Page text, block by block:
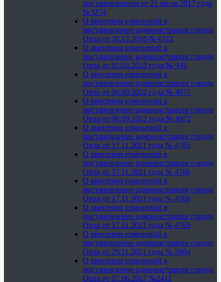
постановлением от 21 июля 2017 года
№3274
О внесении изменений в
постановление администрации города
Орла от 30.12.2016 № 6112
О внесении изменений в
постановление администрации города
Орла от 02.03.2022 года № 945
О внесении изменений в
постановление администрации города
Орла от 06.09.2022 года № 4971
О внесении изменений в
постановление администрации города
Орла от 06.09.2022 года № 4972
О внесении изменений в
постановление администрации города
Орла от 17.11.2021 года № 4765
О внесении изменений в
постановление администрации города
Орла от 17.11.2021 года № 4766
О внесении изменений в
постановление администрации города
Орла от 17.11.2021 года № 4768
О внесении изменений в
постановление администрации города
Орла от 17.11.2021 года № 4769
О внесении изменений в
постановление администрации города
Орла от 29.11.2021 года № 5084
О внесении изменений в
постановление администрации города
Орла от 07.06.2017 №2411